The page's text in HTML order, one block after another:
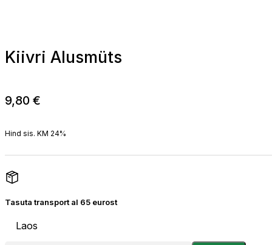
Kiivri Alusmüts
9,80 €
Hind sis. KM 24%
Tasuta transport al 65 eurost
Laos